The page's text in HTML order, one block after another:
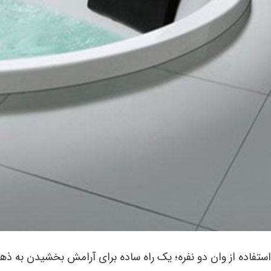
استفاده از وان دو نفره؛ یک راه ساده برای آرامش بخشیدن به